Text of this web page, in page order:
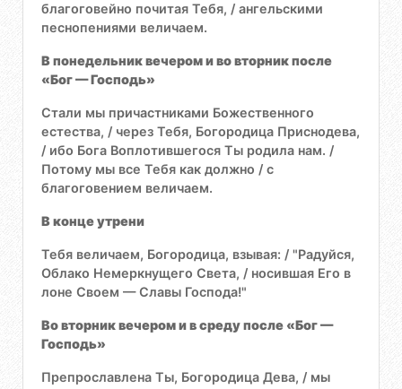
благоговейно почитая Тебя, / ангельскими
песнопениями величаем.
В понедельник вечером и во вторник после
«Бог — Господь»
Стали мы причастниками Божественного
естества, / через Тебя, Богородица Приснодева,
/ ибо Бога Воплотившегося Ты родила нам. /
Потому мы все Тебя как должно / с
благоговением величаем.
В конце утрени
Тебя величаем, Богородица, взывая: / "Радуйся,
Облако Немеркнущего Света, / носившая Его в
лоне Своем — Славы Господа!"
Во вторник вечером и в среду после «Бог —
Господь»
Препрославлена Ты, Богородица Дева, / мы